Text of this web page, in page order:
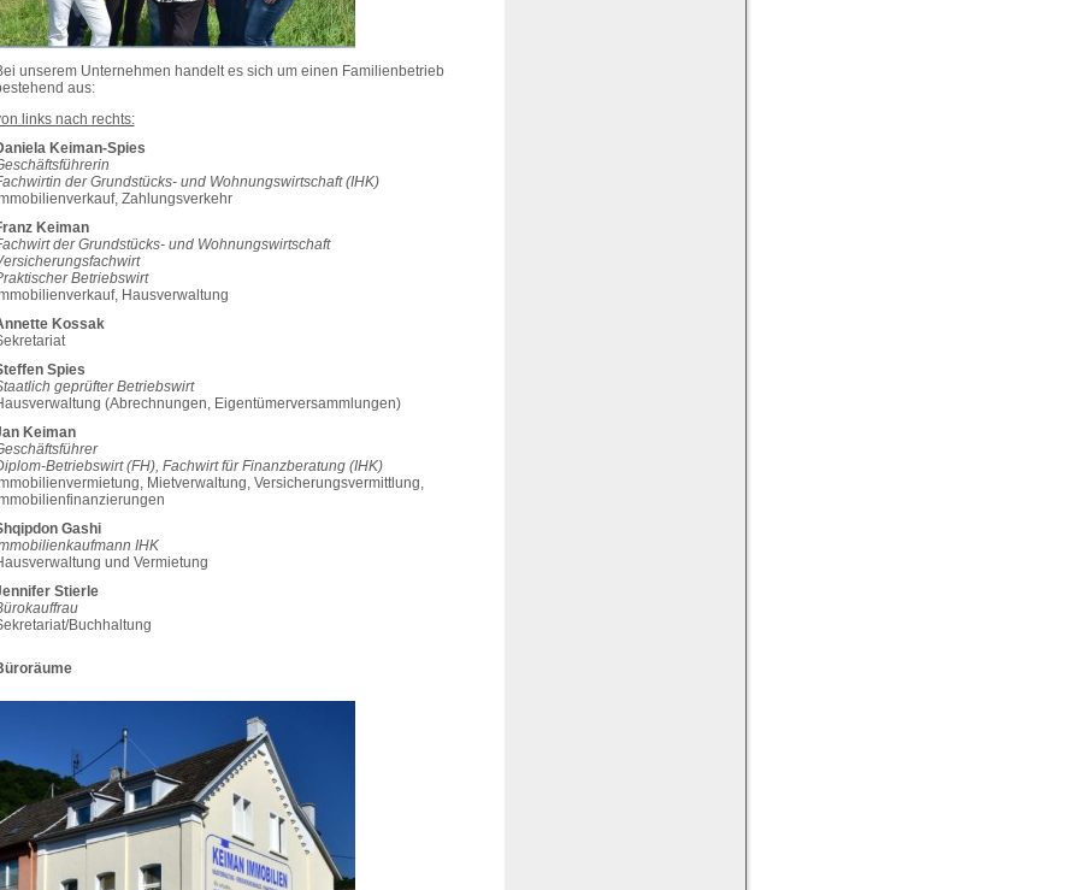
unserem Unternehmen handelt es sich um einen Familienbetrieb
aus:
links nach rechts:
Keiman-Spies
der Grundstücks- und Wohnungswirtschaft (IHK)
Zahlungsverkehr
Keiman
der Grundstücks- und Wohnungswirtschaft
Betriebswirt
Hausverwaltung
Kossak
Spies
geprüfter Betriebswirt
(Abrechnungen, Eigentümerversammlungen)
Keiman
Betriebswirt (FH), Fachwirt für Finanzberatung (IHK)
Mietverwaltung, Versicherungsvermittlung,
Gashi
IHK
und Vermietung
Stierle
Buchhaltung